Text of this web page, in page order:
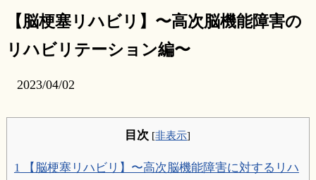
【脳梗塞リハビリ】〜高次脳機能障害の
リハビリテーション編〜
2023/04/02
目次 [非表示]
1 【脳梗塞リハビリ】〜高次脳機能障害に対するリハ